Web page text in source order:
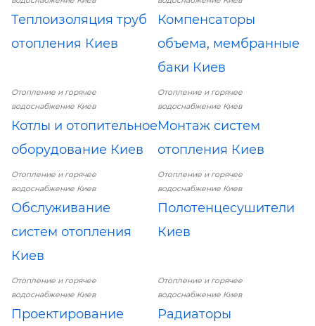
Теплоизоляция труб
отопления Киев
Компенсаторы
объема, мембранные
баки Киев
Отопление и горячее
водоснабжение Киев
Котлы и отопительное
оборудование Киев
Отопление и горячее
водоснабжение Киев
Монтаж систем
отопления Киев
Отопление и горячее
водоснабжение Киев
Обслуживание
систем отопления
Киев
Отопление и горячее
водоснабжение Киев
Полотенцесушители
Киев
Отопление и горячее
водоснабжение Киев
Проектирование
Отопление и горячее
водоснабжение Киев
Радиаторы